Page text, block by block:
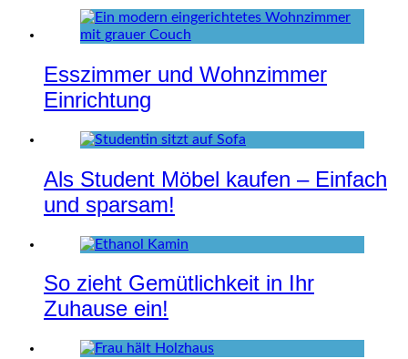
Esszimmer und Wohnzimmer
Einrichtung
Als Student Möbel kaufen – Einfach
und sparsam!
So zieht Gemütlichkeit in Ihr
Zuhause ein!